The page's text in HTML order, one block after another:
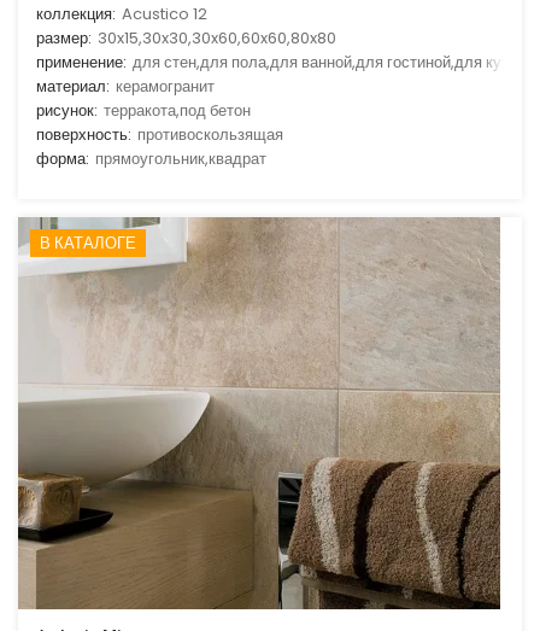
коллекция: Acustico 12
размер: 30x15,30x30,30x60,60x60,80x80
применение: для стен,для пола,для ванной,для гостиной,для кухни
материал: керамогранит
рисунок: терракота,под бетон
поверхность: противоскользящая
форма: прямоугольник,квадрат
В КАТАЛОГЕ